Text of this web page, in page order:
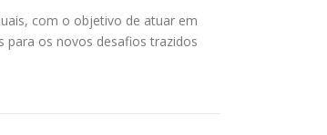
com o objetivo de atuar em
para os novos desafios trazidos